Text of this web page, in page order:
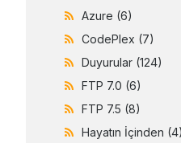
Azure (6)
CodePlex (7)
Duyurular (124)
FTP 7.0 (6)
FTP 7.5 (8)
Hayatın İçinden (4)